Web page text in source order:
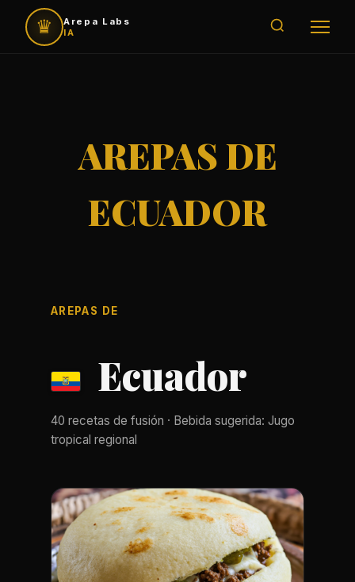
♛
Arepa Labs
IA
AREPAS DE
ECUADOR
AREPAS DE
Ecuador
40 recetas de fusión · Bebida sugerida: Jugo
tropical regional